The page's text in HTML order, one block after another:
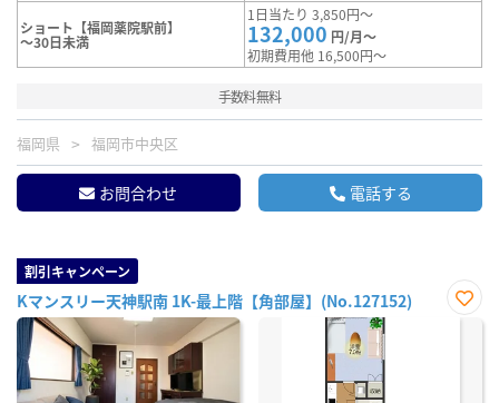
ショート【福岡薬院駅前】
～30日未満
1日当たり 3,850円～
132,000 円/月～
初期費用他 16,500円～
手数料無料
福岡県 福岡市中央区
お問合わせ 電話する
割引キャンペーン
Kマンスリー天神駅南 1K-最上階【角部屋】(No.127152)
お気